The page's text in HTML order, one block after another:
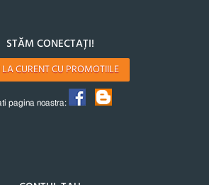
STĂM CONECTAȚI!
LA CURENT CU PROMOTIILE
pagina noastra: